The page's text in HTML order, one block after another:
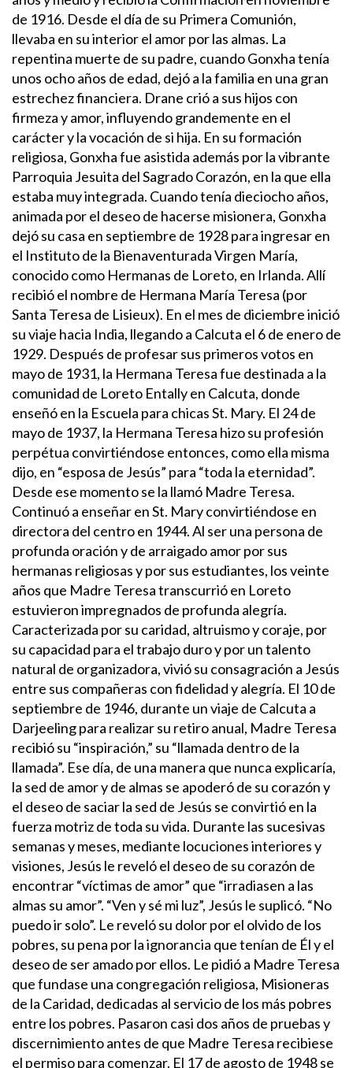
de 1916. Desde el día de su Primera Comunión,
llevaba en su interior el amor por las almas. La
repentina muerte de su padre, cuando Gonxha tenía
unos ocho años de edad, dejó a la familia en una gran
estrechez financiera. Drane crió a sus hijos con
firmeza y amor, influyendo grandemente en el
carácter y la vocación de si hija. En su formación
religiosa, Gonxha fue asistida además por la vibrante
Parroquia Jesuita del Sagrado Corazón, en la que ella
estaba muy integrada. Cuando tenía dieciocho años,
animada por el deseo de hacerse misionera, Gonxha
dejó su casa en septiembre de 1928 para ingresar en
el Instituto de la Bienaventurada Virgen María,
conocido como Hermanas de Loreto, en Irlanda. Allí
recibió el nombre de Hermana María Teresa (por
Santa Teresa de Lisieux). En el mes de diciembre inició
su viaje hacia India, llegando a Calcuta el 6 de enero de
1929. Después de profesar sus primeros votos en
mayo de 1931, la Hermana Teresa fue destinada a la
comunidad de Loreto Entally en Calcuta, donde
enseñó en la Escuela para chicas St. Mary. El 24 de
mayo de 1937, la Hermana Teresa hizo su profesión
perpétua convirtiéndose entonces, como ella misma
dijo, en “esposa de Jesús” para “toda la eternidad”.
Desde ese momento se la llamó Madre Teresa.
Continuó a enseñar en St. Mary convirtiéndose en
directora del centro en 1944. Al ser una persona de
profunda oración y de arraigado amor por sus
hermanas religiosas y por sus estudiantes, los veinte
años que Madre Teresa transcurrió en Loreto
estuvieron impregnados de profunda alegría.
Caracterizada por su caridad, altruismo y coraje, por
su capacidad para el trabajo duro y por un talento
natural de organizadora, vivió su consagración a Jesús
entre sus compañeras con fidelidad y alegría. El 10 de
septiembre de 1946, durante un viaje de Calcuta a
Darjeeling para realizar su retiro anual, Madre Teresa
recibió su “inspiración,” su “llamada dentro de la
llamada”. Ese día, de una manera que nunca explicaría,
la sed de amor y de almas se apoderó de su corazón y
el deseo de saciar la sed de Jesús se convirtió en la
fuerza motriz de toda su vida. Durante las sucesivas
semanas y meses, mediante locuciones interiores y
visiones, Jesús le reveló el deseo de su corazón de
encontrar “víctimas de amor” que “irradiasen a las
almas su amor”. “Ven y sé mi luz”, Jesús le suplicó. “No
puedo ir solo”. Le reveló su dolor por el olvido de los
pobres, su pena por la ignorancia que tenían de Él y el
deseo de ser amado por ellos. Le pidió a Madre Teresa
que fundase una congregación religiosa, Misioneras
de la Caridad, dedicadas al servicio de los más pobres
entre los pobres. Pasaron casi dos años de pruebas y
discernimiento antes de que Madre Teresa recibiese
el permiso para comenzar. El 17 de agosto de 1948 se